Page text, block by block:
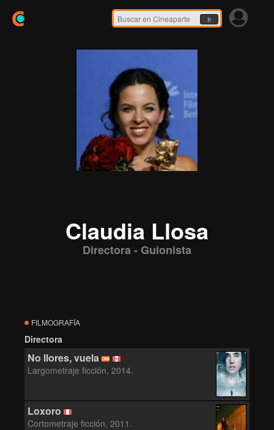
Ir
Claudia Llosa
Directora - Guionista
FILMOGRAFÍA
Directora
No llores, vuela
Largometraje ficción, 2014.
Loxoro
Cortometraje ficción, 2011.